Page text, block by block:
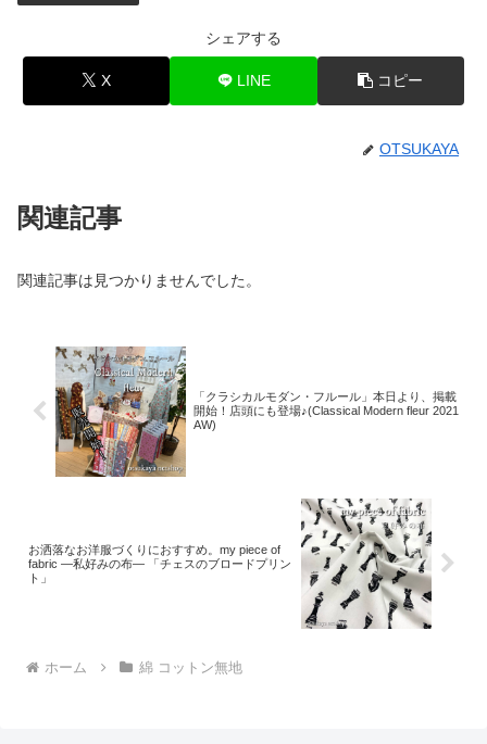
シェアする
X LINE コピー
OTSUKAYA
関連記事
関連記事は見つかりませんでした。
「クラシカルモダン・フルール」本日より、掲載
開始！店頭にも登場♪(Classical Modern fleur 2021
AW)
お洒落なお洋服づくりにおすすめ。my piece of
fabric ―私好みの布― 「チェスのブロードプリン
ト」
ホーム 綿 コットン無地